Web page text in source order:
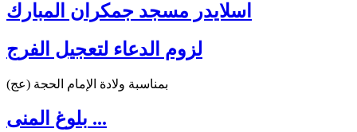
اسلايدر مسجد جمكران المبارك
لزوم الدعاء لتعجيل الفرج
بمناسبة ولادة الإمام الحجة (عج)
بلوغ المنى ...